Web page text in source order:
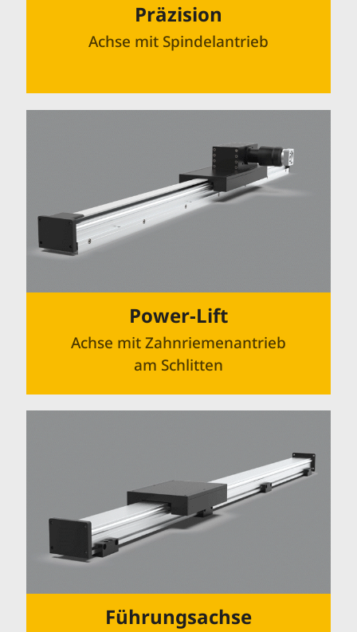
Präzision
Achse mit Spindelantrieb
Power-Lift
Achse mit Zahnriemenantrieb
am Schlitten
Führungsachse